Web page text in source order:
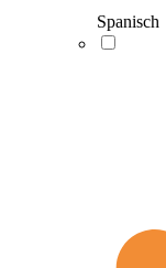
Spanisch